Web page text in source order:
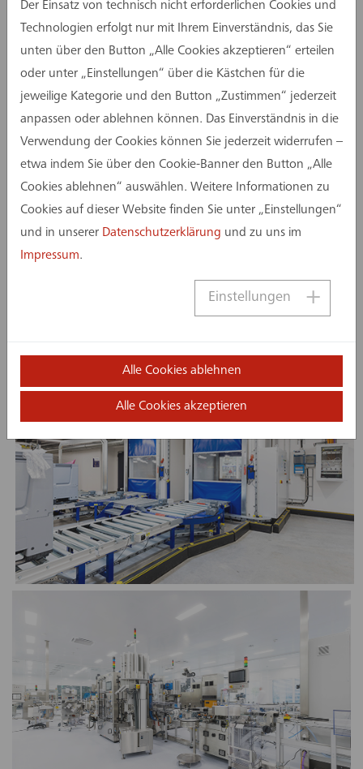
Der Einsatz von technisch nicht erforderlichen Cookies und
Technologien erfolgt nur mit Ihrem Einverständnis, das Sie
unten über den Button „Alle Cookies akzeptieren“ erteilen
oder unter „Einstellungen“ über die Kästchen für die
jeweilige Kategorie und den Button „Zustimmen“ jederzeit
anpassen oder ablehnen können. Das Einverständnis in die
Verwendung der Cookies können Sie jederzeit widerrufen –
etwa indem Sie über den Cookie-Banner den Button „Alle
Cookies ablehnen“ auswählen. Weitere Informationen zu
Cookies auf dieser Website finden Sie unter „Einstellungen“
und in unserer Datenschutzerklärung und zu uns im
Impressum.
Einstellungen
Alle Cookies ablehnen
Alle Cookies akzeptieren